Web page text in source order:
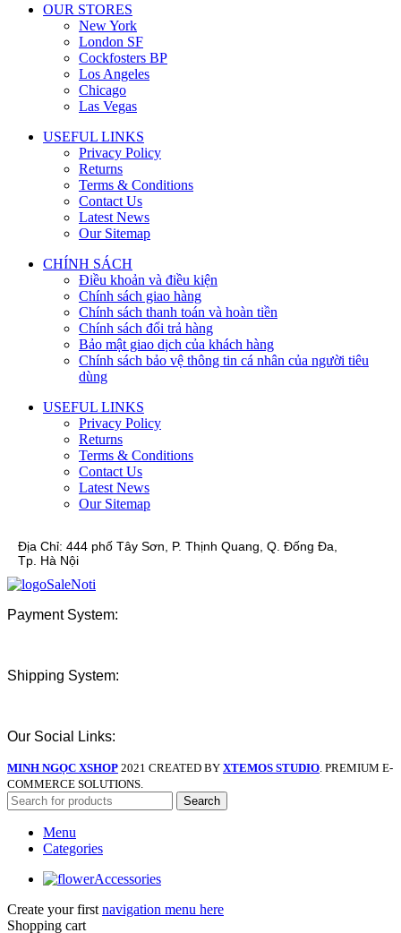
OUR STORES
New York
London SF
Cockfosters BP
Los Angeles
Chicago
Las Vegas
USEFUL LINKS
Privacy Policy
Returns
Terms & Conditions
Contact Us
Latest News
Our Sitemap
CHÍNH SÁCH
Điều khoản và điều kiện
Chính sách giao hàng
Chính sách thanh toán và hoàn tiền
Chính sách đổi trả hàng
Bảo mật giao dịch của khách hàng
Chính sách bảo vệ thông tin cá nhân của người tiêu
dùng
USEFUL LINKS
Privacy Policy
Returns
Terms & Conditions
Contact Us
Latest News
Our Sitemap
Địa Chỉ: 444 phố Tây Sơn, P. Thịnh Quang, Q. Đống Đa,
Tp. Hà Nội
Payment System:
Shipping System:
Our Social Links:
MINH NGỌC XSHOP 2021 CREATED BY XTEMOS STUDIO . PREMIUM E-
COMMERCE SOLUTIONS.
Search
Menu
Categories
Accessories
Create your first navigation menu here
Shopping cart